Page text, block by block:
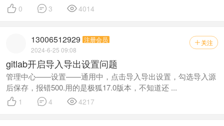
 0  3 4014
 关注
13006512929 注册会员
2024-6-25 09:08
gitlab开启导入导出设置问题
管理中心——设置——通用中，点击导入导出设置，勾选导入源
后保存，报错500.用的是极狐17.0版本，不知道还 ...
 1  4 4217